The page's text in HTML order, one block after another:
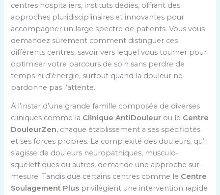
centres hospitaliers, instituts dédiés, offrant des
approches pluridisciplinaires et innovantes pour
accompagner un large spectre de patients. Vous vous
demandez sûrement comment distinguer ces
différents centres, savoir vers lequel vous tourner pour
optimiser votre parcours de soin sans perdre de
temps ni d’énergie, surtout quand la douleur ne
pardonne pas l’attente.
À l’instar d’une grande famille composée de diverses
cliniques comme la Clinique AntiDouleur ou le Centre
DouleurZen, chaque établissement a ses spécificités
et ses forces propres. La complexité des douleurs, qu’il
s’agisse de douleurs neuropathiques, musculo-
squelettiques ou autres, demande une approche sur-
mesure. Tandis que certains centres comme le Centre
Soulagement Plus privilégient une intervention rapide